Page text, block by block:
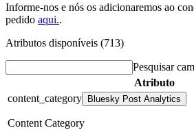
Informe-nos e nós os adicionaremos ao
pedido aqui..
Atributos disponíveis (713)
Pesquisar
Atributo
content_category
Bluesky Post Analytics
Content Category